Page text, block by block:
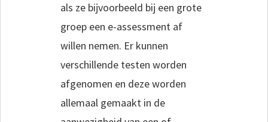
als ze bijvoorbeeld bij een grote
groep een e-assessment af
willen nemen. Er kunnen
verschillende testen worden
afgenomen en deze worden
allemaal gemaakt in de